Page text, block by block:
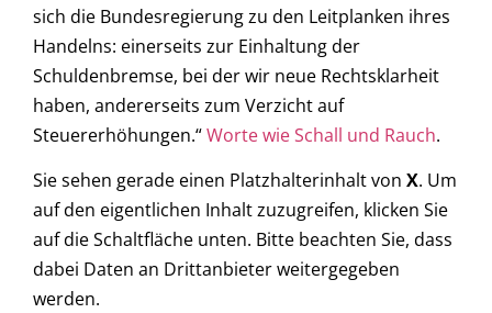
sich die Bundesregierung zu den Leitplanken ihres
Handelns: einerseits zur Einhaltung der
Schuldenbremse, bei der wir neue Rechtsklarheit
haben, andererseits zum Verzicht auf
Steuererhöhungen.“Worte wie Schall und Rauch.
Sie sehen gerade einen Platzhalterinhalt von X. Um
auf den eigentlichen Inhalt zuzugreifen, klicken Sie
auf die Schaltfläche unten. Bitte beachten Sie, dass
dabei Daten an Drittanbieter weitergegeben
werden.